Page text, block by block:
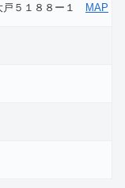
戸５１８８ー１ MAP